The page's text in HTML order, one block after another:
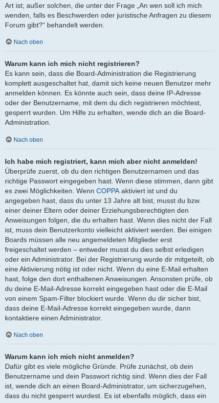
Art ist; außer solchen, die unter der Frage „An wen soll ich mich
wenden, falls es Beschwerden oder juristische Anfragen zu diesem
Forum gibt?“ behandelt werden.
Nach oben
Warum kann ich mich nicht registrieren?
Es kann sein, dass die Board-Administration die Registrierung
komplett ausgeschaltet hat, damit sich keine neuen Benutzer mehr
anmelden können. Es könnte auch sein, dass deine IP-Adresse
oder der Benutzername, mit dem du dich registrieren möchtest,
gesperrt wurden. Um Hilfe zu erhalten, wende dich an die Board-
Administration.
Nach oben
Ich habe mich registriert, kann mich aber nicht anmelden!
Überprüfe zuerst, ob du den richtigen Benutzernamen und das
richtige Passwort eingegeben hast. Wenn diese stimmen, dann gibt
es zwei Möglichkeiten. Wenn COPPA aktiviert ist und du
angegeben hast, dass du unter 13 Jahre alt bist, musst du bzw.
einer deiner Eltern oder deiner Erziehungsberechtigten den
Anweisungen folgen, die du erhalten hast. Wenn dies nicht der Fall
ist, muss dein Benutzerkonto vielleicht aktiviert werden. Bei einigen
Boards müssen alle neu angemeldeten Mitglieder erst
freigeschaltet werden – entweder musst du dies selbst erledigen
oder ein Administrator. Bei der Registrierung wurde dir mitgeteilt, ob
eine Aktivierung nötig ist oder nicht. Wenn du eine E-Mail erhalten
hast, folge den dort enthaltenen Anweisungen. Ansonsten prüfe, ob
du deine E-Mail-Adresse korrekt eingegeben hast oder die E-Mail
von einem Spam-Filter blockiert wurde. Wenn du dir sicher bist,
dass deine E-Mail-Adresse korrekt eingegeben wurde, dann
kontaktiere einen Administrator.
Nach oben
Warum kann ich mich nicht anmelden?
Dafür gibt es viele mögliche Gründe. Prüfe zunächst, ob dein
Benutzername und dein Passwort richtig sind. Wenn dies der Fall
ist, wende dich an einen Board-Administrator, um sicherzugehen,
dass du nicht gesperrt wurdest. Es ist ebenfalls möglich, dass ein